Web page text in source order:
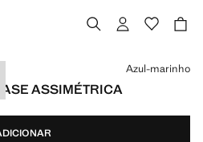
ASSIMÉTRICA
Azul-marinho